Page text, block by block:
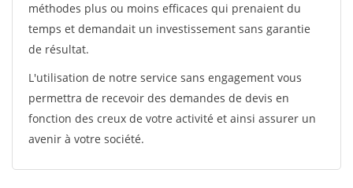
méthodes plus ou moins efficaces qui prenaient du
temps et demandait un investissement sans garantie
de résultat.
L'utilisation de notre service sans engagement vous
permettra de recevoir des demandes de devis en
fonction des creux de votre activité et ainsi assurer un
avenir à votre société.